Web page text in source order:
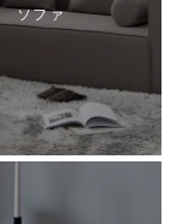
ソファ